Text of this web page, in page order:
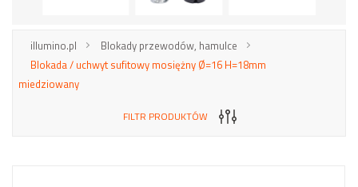
illumino.pl
Blokady przewodów, hamulce
Blokada / uchwyt sufitowy mosiężny Ø=16 H=18mm
miedziowany
FILTR PRODUKTÓW